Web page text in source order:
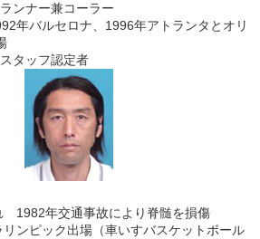
ンナー兼コーラー
年バルセロナ、1996年アトランタとオリ
タッフ認定者
1982年交通事故により脊髄を損傷
ンピック出場（車いすバスケットボール